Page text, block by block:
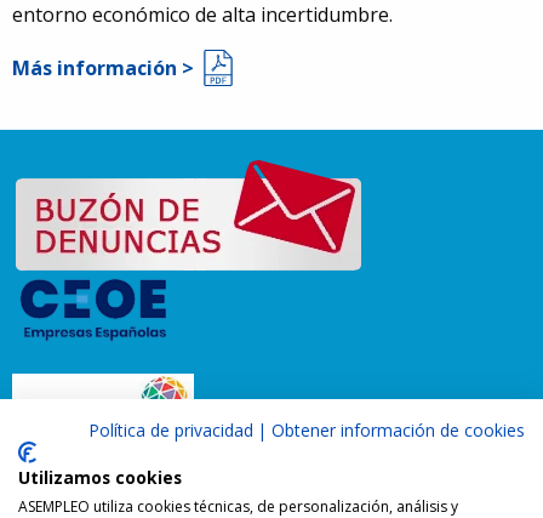
entorno económico de alta incertidumbre.
Más información >
Política de privacidad | Obtener información de cookies
Utilizamos cookies
ASEMPLEO utiliza cookies técnicas, de personalización, análisis y